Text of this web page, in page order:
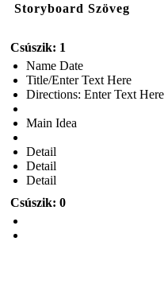
Storyboard Szöveg
Csúszik: 1
Name Date
Title/Enter Text Here
Directions: Enter Text Here
Main Idea
Detail
Detail
Detail
Csúszik: 0